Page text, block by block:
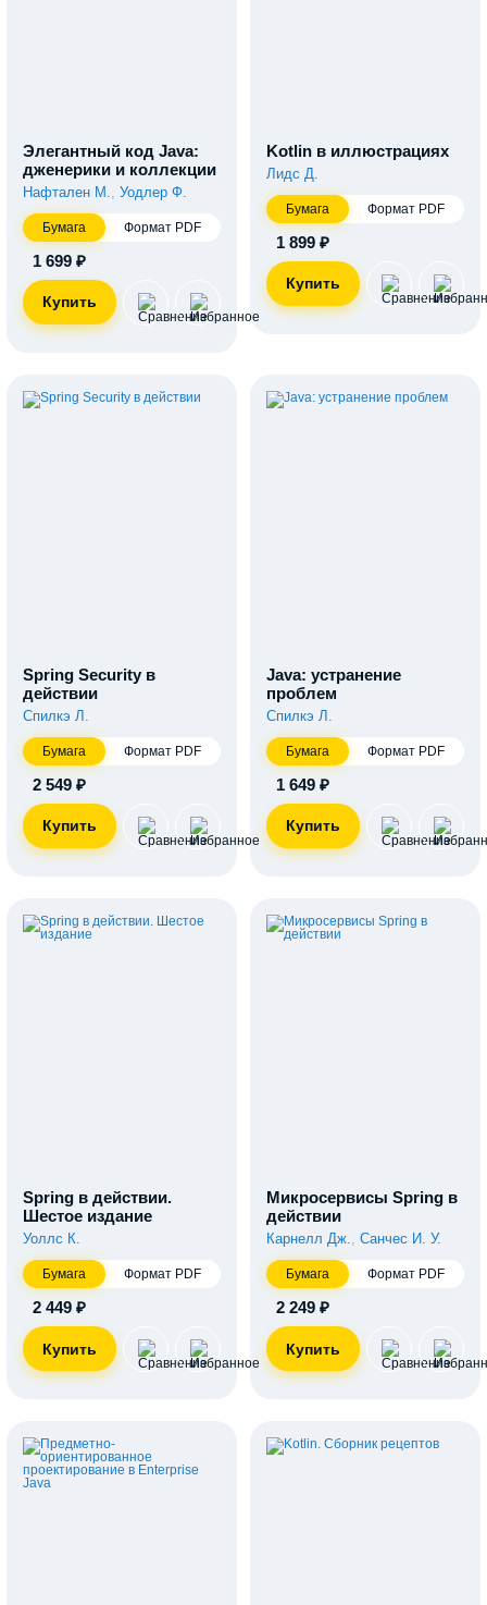
Элегантный код Java:
дженерики и коллекции
Нафтален М. Уодлер Ф.
Бумага Формат PDF
1 699 ₽
Kotlin в иллюстрациях
Лидс Д.
Бумага Формат PDF
1 899 ₽
Spring Security в
действии
Спилкэ Л.
Бумага Формат PDF
2 549 ₽
Java: устранение
проблем
Спилкэ Л.
Бумага Формат PDF
1 649 ₽
Spring в действии.
Шестое издание
Уоллс К.
Бумага Формат PDF
2 449 ₽
Микросервисы Spring в
действии
Карнелл Дж., Санчес И. У.
Бумага Формат PDF
2 249 ₽